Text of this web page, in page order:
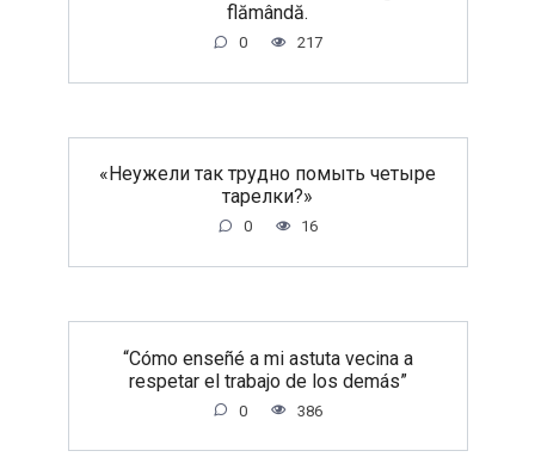
flămândă.
0 217
«Неужели так трудно помыть четыре
тарелки?»
0 16
“Cómo enseñé a mi astuta vecina a
respetar el trabajo de los demás”
0 386